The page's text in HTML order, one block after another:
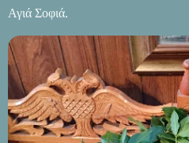
Αγιά Σοφιά.